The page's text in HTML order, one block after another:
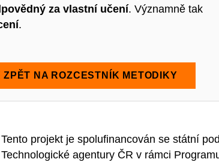
za vlastní učení. Významně tak
.
ZPĚT NA ROZCESTNÍK METODIKY
Tento projekt je spolufinancován se státní
Technologické agentury ČR v rámci